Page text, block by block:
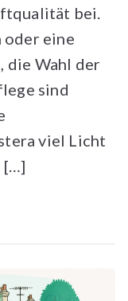
bei.
oder eine
die Wahl der
sind
viel Licht
[…]